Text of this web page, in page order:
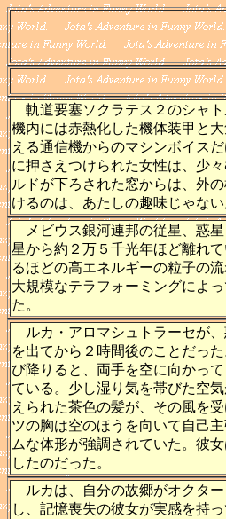
軌道要塞ソクラテス２のシャト
機内には赤熱化した機体装甲と
える通信機からのマシンボイス
に押さえつけられた女性は、少
ルドが下ろされた窓からは、外
けるのは、あたしの趣味じゃない
メビウス銀河連邦の従星、惑
星から約２万５千光年ほど離れ
るほどの高エネルギーの粒子の
大規模なテラフォーミングによ
た。
ルカ・アロマシュトラーセが、
を出てから２時間後のことだっ
び降りると、両手を空に向かっ
ている。少し湿り気を帯びた空
えられた茶色の髪が、その風を
ツの胸は空のほうを向いて自己
ムな体形が強調されていた。彼
したのだった。
ルカは、自分の故郷がオクタ
し、記憶喪失の彼女が実感を持